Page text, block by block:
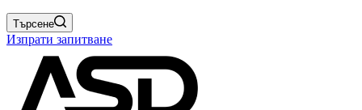
Търсене
Изпрати запитване